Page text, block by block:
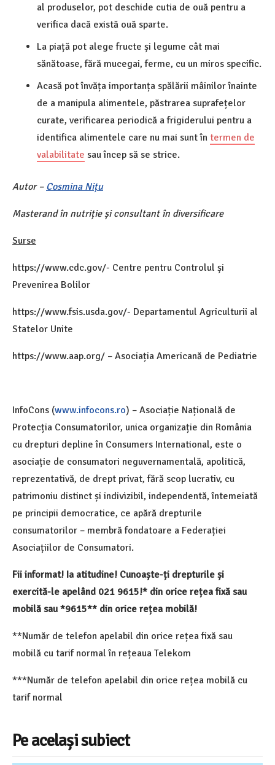
al produselor, pot deschide cutia de ouă pentru a
verifica dacă există ouă sparte.
La piață pot alege fructe și legume cât mai
sănătoase, fără mucegai, ferme, cu un miros specific.
Acasă pot învăța importanța spălării mâinilor înainte
de a manipula alimentele, păstrarea suprafețelor
curate, verificarea periodică a frigiderului pentru a
identifica alimentele care nu mai sunt în termen de
valabilitate sau încep să se strice.
Autor – Cosmina Nițu
Masterand în nutriție și consultant în diversificare
Surse
https://www.cdc.gov/- Centre pentru Controlul și
Prevenirea Bolilor
https://www.fsis.usda.gov/- Departamentul Agriculturii al
Statelor Unite
https://www.aap.org/ – Asociația Americană de Pediatrie
InfoCons (www.infocons.ro) – Asociație Națională de
Protecția Consumatorilor, unica organizație din România
cu drepturi depline în Consumers International, este o
asociație de consumatori neguvernamentală, apolitică,
reprezentativă, de drept privat, fără scop lucrativ, cu
patrimoniu distinct și indivizibil, independentă, întemeiată
pe principii democratice, ce apără drepturile
consumatorilor – membră fondatoare a Federației
Asociațiilor de Consumatori.
Fii informat! Ia atitudine! Cunoaște-ți drepturile și
exercită-le apelând 021 9615!* din orice rețea fixă sau
mobilă sau *9615** din orice rețea mobilă!
**Număr de telefon apelabil din orice rețea fixă sau
mobilă cu tarif normal în rețeaua Telekom
***Număr de telefon apelabil din orice rețea mobilă cu
tarif normal
Pe același subiect